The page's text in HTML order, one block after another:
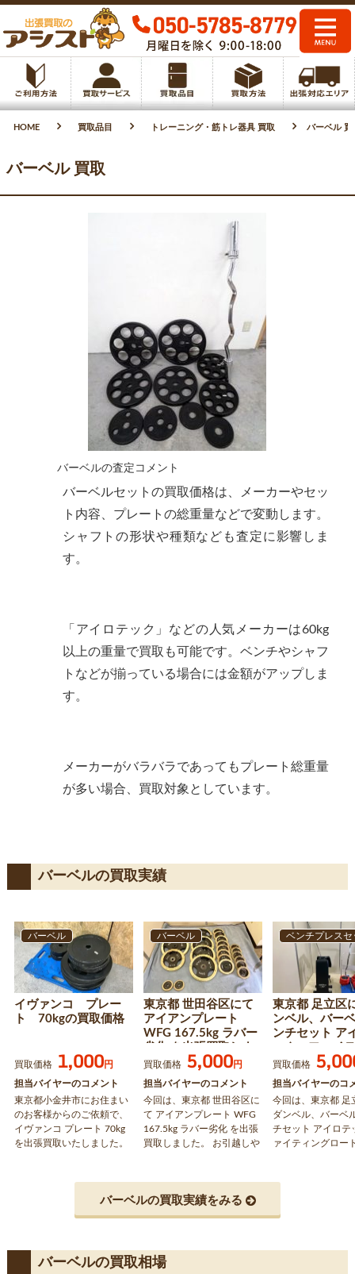
HOME 買取品目 トレーニング・筋トレ器具 買取 バーベル 買
バーベル 買取
バーベルの査定コメント
バーベルセットの買取価格は、メーカーやセッ
ト内容、プレートの総重量などで変動します。
シャフトの形状や種類なども査定に影響しま
す。
「アイロテック」などの人気メーカーは60kg
以上の重量で買取も可能です。ベンチやシャフ
トなどが揃っている場合には金額がアップしま
す。
メーカーがバラバラであってもプレート総重量
が多い場合、買取対象としています。
バーベルの買取実績
バーベル
イヴァンコ プレー
ト 70kgの買取価格
買取価格 1,000円
担当バイヤーのコメント
東京都小金井市にお住まい
のお客様からのご依頼で、
イヴァンコ プレート 70kg
を出張買取いたしました。
杯の金額で買取させていた
だきました。ご不用なプレ
ートなどの筋トレ・トレー
バーベル
東京都 世田谷区にて
アイアンプレート
WFG 167.5kg ラバー
した
買取価格 5,000円
担当バイヤーのコメント
今回は、東京都 世田谷区に
て アイアンプレート WFG
167.5kg ラバー劣化 を出張
買取しました。 お引越しや
問合せ下さい。
ベンチプレスセ
東京都 足立区
ンベル、バー
ンチセット ア
ロード ラバー
ト55kg、シャ
イージーバー
買取しました
買取価格
担当バイヤーのコ
今回は、東京都 足
ダンベル、バーベ
チセット アイロテ
ァイティングロー
ました。 お引越し
ニング器具がござ
バーベルの買取実績をみる
バーベルの買取相場